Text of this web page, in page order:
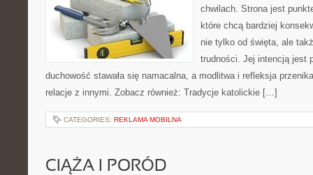
chwilach. Strona jest
które chcą bardziej
nie tylko od święta, ale
trudności. Jej intencją jest
duchowość stawała się namacalna, a modlitwa i refleksja
relacje z innymi. Zobacz również: Tradycje katolickie […]
CATEGORIES: REKLAMA MOBILNA
CIĄŻA I PORÓD